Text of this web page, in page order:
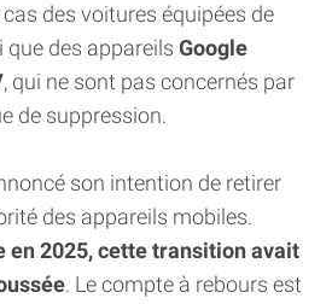
des voitures équipées de
que des appareils Google
, qui ne sont pas concernés par
de suppression.
son intention de retirer
des appareils mobiles.
en 2025, cette transition avait
. Le compte à rebours est